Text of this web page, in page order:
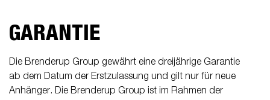
GARANTIE
Die Brenderup Group gewährt eine dreijährige Garantie
ab dem Datum der Erstzulassung und gilt nur für neue
Anhänger. Die Brenderup Group ist im Rahmen der